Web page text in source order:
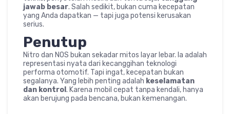
jawab besar. Salah sedikit, bukan cuma kecepatan
yang Anda dapatkan — tapi juga potensi kerusakan
serius.
Penutup
Nitro dan NOS bukan sekadar mitos layar lebar. Ia adalah
representasi nyata dari kecanggihan teknologi
performa otomotif. Tapi ingat, kecepatan bukan
segalanya. Yang lebih penting adalah keselamatan
dan kontrol . Karena mobil cepat tanpa kendali, hanya
akan berujung pada bencana, bukan kemenangan.